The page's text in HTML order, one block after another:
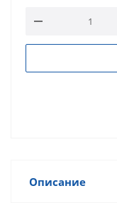
Описание